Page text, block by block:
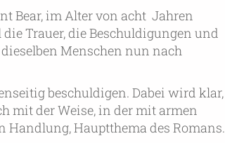
Bear, im Alter von acht Jahren
Trauer, die Beschuldigungen und
Menschen nun nach
beschuldigen. Dabei wird klar,
mit der Weise, in der mit armen
Hauptthema des Romans.